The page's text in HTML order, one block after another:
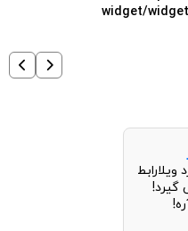
widget/
گیرد!